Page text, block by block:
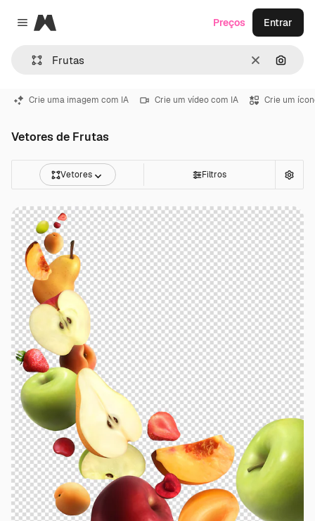
Close menu
Magnific
Limpar
Preços Entrar
Crie uma imagem com IA Crie um vídeo com IA Crie um
Vetores de Frutas
Vetores Filtros